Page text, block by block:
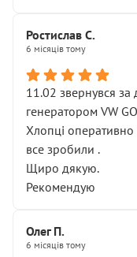
Ростислав С.
6 місяців тому
11.02 звернувся
генератором VW
Хлопці
все зробили .
Щиро дякую.
Рекомендую
Олег П.
6 місяців тому